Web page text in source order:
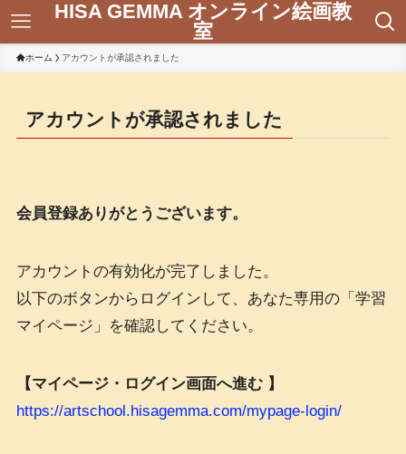
HISA GEMMA オンライン絵画教
室
ホーム アカウントが承認されました
アカウントが承認されました
会員登録ありがとうございます。
アカウントの有効化が完了しました。
以下のボタンからログインして、あなた専用の「学習
マイページ」を確認してください。
【マイページ・ログイン画面へ進む 】
https://artschool.hisagemma.com/mypage-login/